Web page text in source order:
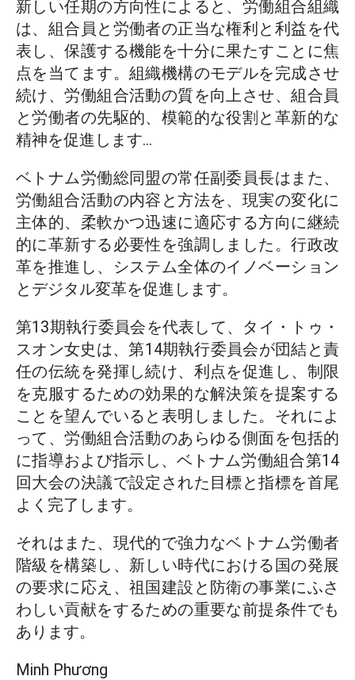
新しい任期の方向性によると、労働組合組織
は、組合員と労働者の正当な権利と利益を代
表し、保護する機能を十分に果たすことに焦
点を当てます。組織機構のモデルを完成させ
続け、労働組合活動の質を向上させ、組合員
と労働者の先駆的、模範的な役割と革新的な
精神を促進します...
ベトナム労働総同盟の常任副委員長はまた、
労働組合活動の内容と方法を、現実の変化に
主体的、柔軟かつ迅速に適応する方向に継続
的に革新する必要性を強調しました。行政改
革を推進し、システム全体のイノベーション
とデジタル変革を促進します。
第13期執行委員会を代表して、タイ・トゥ・
スオン女史は、第14期執行委員会が団結と責
任の伝統を発揮し続け、利点を促進し、制限
を克服するための効果的な解決策を提案する
ことを望んでいると表明しました。それによ
って、労働組合活動のあらゆる側面を包括的
に指導および指示し、ベトナム労働組合第14
回大会の決議で設定された目標と指標を首尾
よく完了します。
それはまた、現代的で強力なベトナム労働者
階級を構築し、新しい時代における国の発展
の要求に応え、祖国建設と防衛の事業にふさ
わしい貢献をするための重要な前提条件でも
あります。
Minh Phương